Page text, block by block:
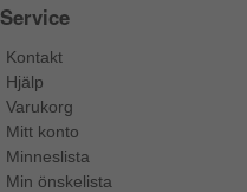
Service
Kontakt
Hjälp
Varukorg
Mitt konto
Minneslista
Min önskelista